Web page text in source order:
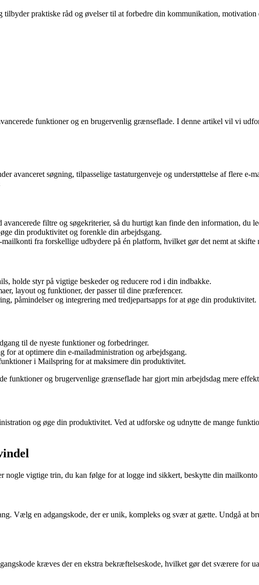
praktiske råd og øvelser til at forbedre din kommunikation, motivation
funktioner og en brugervenlig grænseflade. I denne artikel vil vi
avanceret søgning, tilpasselige tastaturgenveje og understøttelse af flere e-
filtre og søgekriterier, så du hurtigt kan finde den information, du
din produktivitet og forenkle din arbejdsgang.
fra forskellige udbydere på én platform, hvilket gør det nemt at skifte
holde styr på vigtige beskeder og reducere rod i din indbakke.
layout og funktioner, der passer til dine præferencer.
påmindelser og integrering med tredjepartsapps for at øge din produktivitet.
til de nyeste funktioner og forbedringer.
at optimere din e-mailadministration og arbejdsgang.
i Mailspring for at maksimere din produktivitet.
funktioner og brugervenlige grænseflade har gjort min arbejdsdag mere
og øge din produktivitet. Ved at udforske og udnytte de mange
vigtige trin, du kan følge for at logge ind sikkert, beskytte din mailkonto
Vælg en adgangskode, der er unik, kompleks og svær at gætte. Undgå at
kræves der en ekstra bekræftelseskode, hvilket gør det sværere for